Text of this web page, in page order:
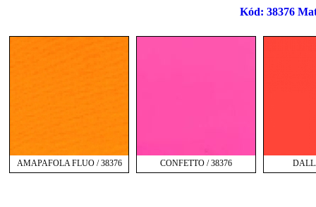
Kód: 38376
AMAPAFOLA FLUO / 38376 CONFETTO / 38376